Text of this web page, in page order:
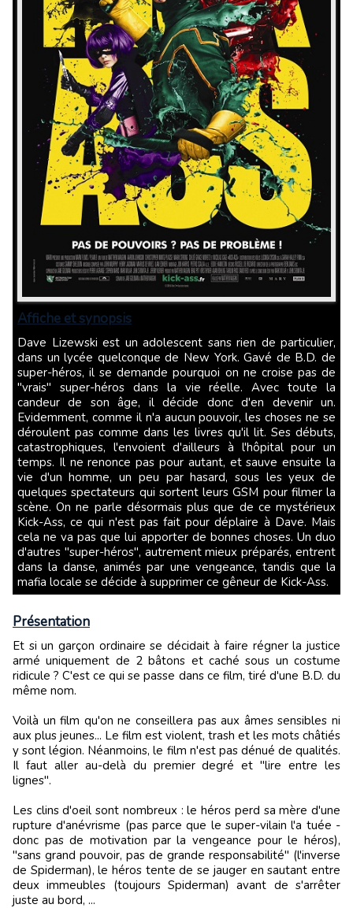
Affiche et synopsis
Dave Lizewski est un adolescent sans rien de particulier,
dans un lycée quelconque de New York. Gavé de B.D. de
super-héros, il se demande pourquoi on ne croise pas de
"vrais" super-héros dans la vie réelle. Avec toute la
candeur de son âge, il décide donc d'en devenir un.
Evidemment, comme il n'a aucun pouvoir, les choses ne se
déroulent pas comme dans les livres qu'il lit. Ses débuts,
catastrophiques, l'envoient d'ailleurs à l'hôpital pour un
temps. Il ne renonce pas pour autant, et sauve ensuite la
vie d'un homme, un peu par hasard, sous les yeux de
quelques spectateurs qui sortent leurs GSM pour filmer la
scène. On ne parle désormais plus que de ce mystérieux
Kick-Ass, ce qui n'est pas fait pour déplaire à Dave. Mais
cela ne va pas que lui apporter de bonnes choses. Un duo
d'autres "super-héros", autrement mieux préparés, entrent
dans la danse, animés par une vengeance, tandis que la
mafia locale se décide à supprimer ce gêneur de Kick-Ass.
Présentation
Et si un garçon ordinaire se décidait à faire régner la justice
armé uniquement de 2 bâtons et caché sous un costume
ridicule ? C'est ce qui se passe dans ce film, tiré d'une B.D. du
même nom.
Voilà un film qu'on ne conseillera pas aux âmes sensibles ni
aux plus jeunes... Le film est violent, trash et les mots châtiés
y sont légion. Néanmoins, le film n'est pas dénué de qualités.
Il faut aller au-delà du premier degré et "lire entre les
lignes".
Les clins d'oeil sont nombreux : le héros perd sa mère d'une
rupture d'anévrisme (pas parce que le super-vilain l'a tuée -
donc pas de motivation par la vengeance pour le héros),
"sans grand pouvoir, pas de grande responsabilité" (l'inverse
de Spiderman), le héros tente de se jauger en sautant entre
deux immeubles (toujours Spiderman) avant de s'arrêter
juste au bord, ...